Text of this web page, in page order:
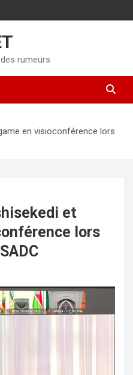
rumeurs
en visioconférence lors
et
lors